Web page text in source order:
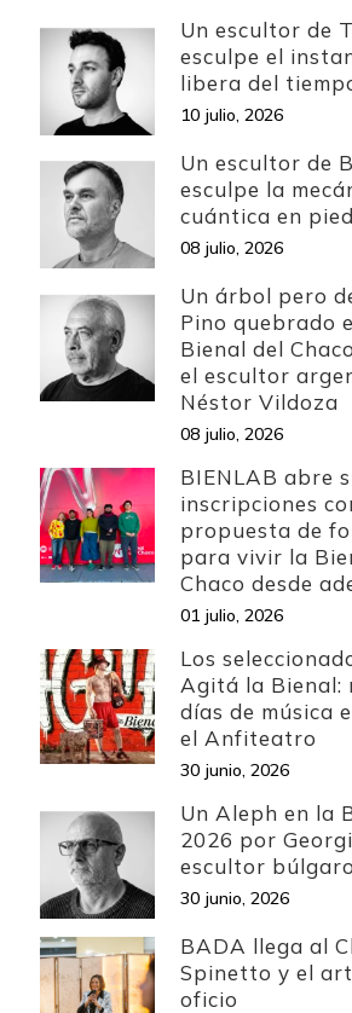
Un escultor de
esculpe el
libera del
10 julio, 2026
Un escultor de
esculpe la
cuántica en
08 julio, 2026
Un árbol pero
Pino quebrado
Bienal del
el escultor
Néstor Vildoza
08 julio, 2026
BIENLAB abre
inscripciones
propuesta de
para vivir la
Chaco desde
01 julio, 2026
Los
Agitá la Bienal:
días de música
el Anfiteatro
30 junio, 2026
Un Aleph en la
2026 por
escultor búlgaro
30 junio, 2026
BADA llega al
Spinetto y el
oficio